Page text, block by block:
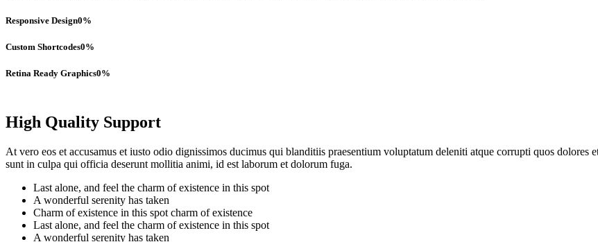
Responsive Design0%
Custom Shortcodes0%
Retina Ready Graphics0%
High Quality Support
At vero eos et accusamus et iusto odio dignissimos ducimus qui blanditiis praesentium voluptatum deleniti atque corrupti quos
sunt in culpa qui officia deserunt mollitia animi, id est laborum et dolorum fuga.
Last alone, and feel the charm of existence in this spot
A wonderful serenity has taken
Charm of existence in this spot charm of existence
Last alone, and feel the charm of existence in this spot
A wonderful serenity has taken